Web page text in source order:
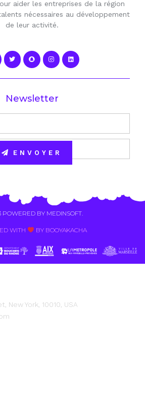
aider les entreprises de la région
nécessaires au développement
de leur activité.
Newsletter
ENVOYER
POWERED BY MEDINSOFT.
WITH BY BOOYAKACHA​
New York, 10010, USA